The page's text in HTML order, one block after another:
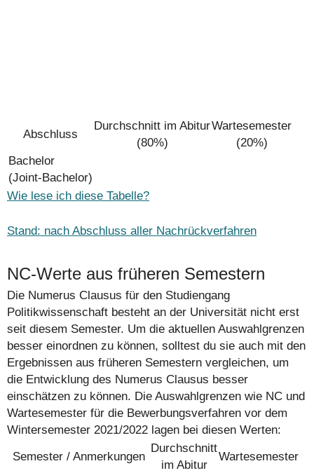
Abschluss
Durchschnitt im Abitur
(80%)
Wartesemester
(20%)
Bachelor
(Joint-Bachelor)
Wie lese ich diese Tabelle?
Stand: nach Abschluss aller Nachrückverfahren
NC-Werte aus früheren Semestern
Die Numerus Clausus für den Studiengang
Politikwissenschaft besteht an der Universität nicht erst
seit diesem Semester. Um die aktuellen Auswahlgrenzen
besser einordnen zu können, solltest du sie auch mit den
Ergebnissen aus früheren Semestern vergleichen, um
die Entwicklung des Numerus Clausus besser
einschätzen zu können. Die Auswahlgrenzen wie NC und
Wartesemester für die Bewerbungsverfahren vor dem
Wintersemester 2021/2022 lagen bei diesen Werten:
Semester / Anmerkungen
Durchschnitt
im Abitur
Warte­semester